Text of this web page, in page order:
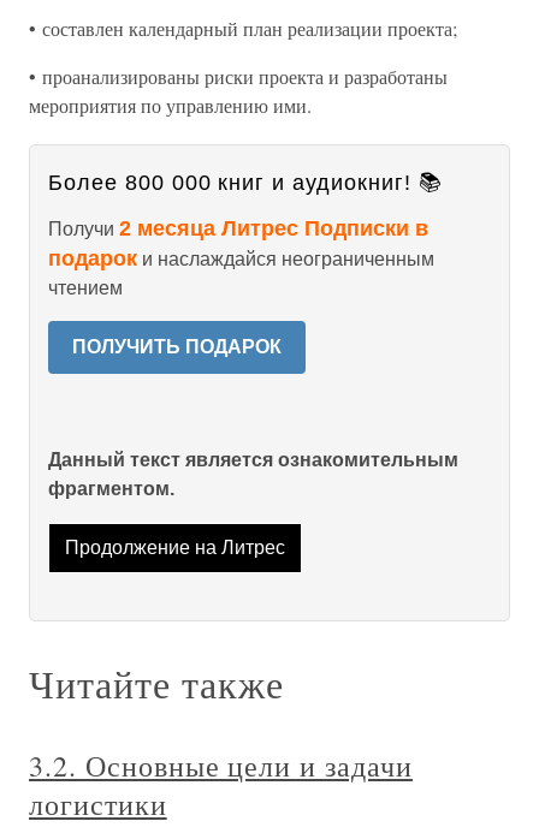
• составлен календарный план реализации проекта;
• проанализированы риски проекта и разработаны
мероприятия по управлению ими.
Более 800 000 книг и аудиокниг! 📚
Получи 2 месяца Литрес Подписки в
подарок и наслаждайся неограниченным
чтением
ПОЛУЧИТЬ ПОДАРОК
Данный текст является ознакомительным
фрагментом.
Продолжение на Литрес
Читайте также
3.2. Основные цели и задачи
логистики